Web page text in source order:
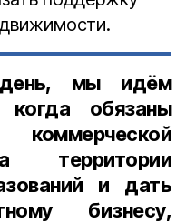
день, мы идём
обязаны
территории
и дать
бизнесу,